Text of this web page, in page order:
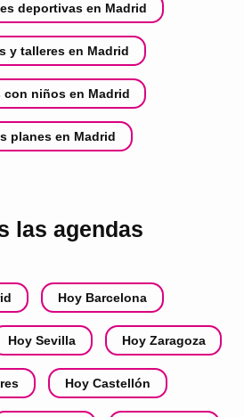
deportivas en Madrid
y talleres en Madrid
con niños en Madrid
planes en Madrid
las agendas
Hoy Barcelona
Hoy Sevilla Hoy Zaragoza
Hoy Castellón